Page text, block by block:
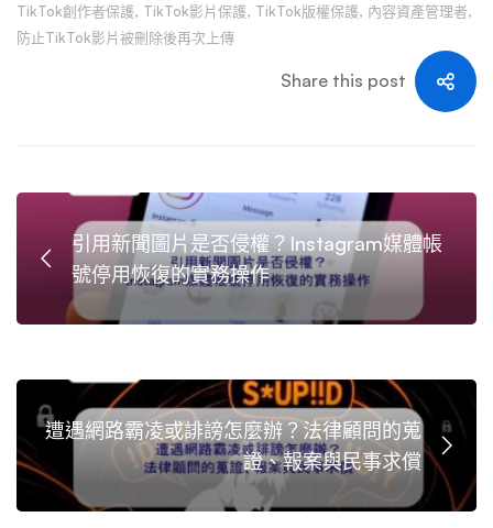
TikTok創作者保護, TikTok影片保護, TikTok版權保護, 內容資產管理者,
防止TikTok影片被刪除後再次上傳
Share this post
引用新聞圖片是否侵權？Instagram媒體帳
號停用恢復的實務操作
遭遇網路霸凌或誹謗怎麼辦？法律顧問的蒐
證、報案與民事求償